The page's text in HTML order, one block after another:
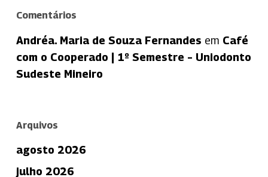
Comentários
Andréa. Maria de Souza Fernandes em Café
com o Cooperado | 1º Semestre – Uniodonto
Sudeste Mineiro
Arquivos
agosto 2026
julho 2026